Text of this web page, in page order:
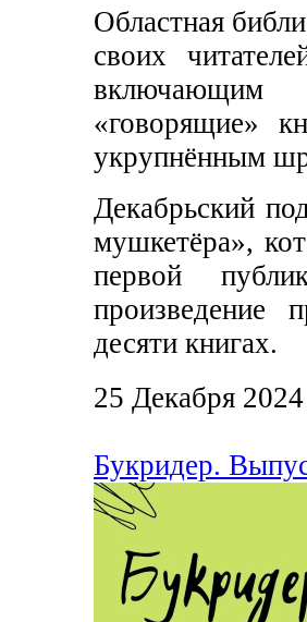
Областная
своих
включающим
«говорящие»
укрупнённым
Декабрьский
мушкетёра»,
первой
произведение
десяти книгах.
25 Декабря 2024
Букридер.